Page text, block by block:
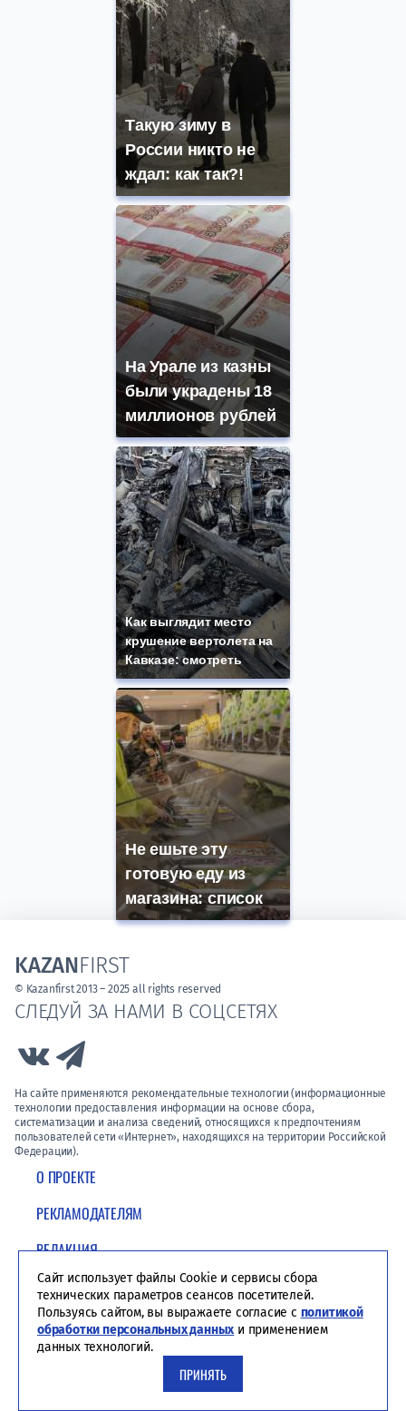
Такую зиму в
России никто не
ждал: как так?!
На Урале из казны
были украдены 18
миллионов рублей
Как выглядит место
крушение вертолета на
Кавказе: смотреть
Не ешьте эту
готовую еду из
магазина: список
О ПРОЕКТЕ
РЕКЛАМОДАТЕЛЯМ
РЕДАКЦИЯ
ПОЛИТИКА КОНФИДЕНЦИАЛЬНОСТИ
СЛЕДУЙ ЗА НАМИ В СОЦСЕТЯХ
Link to Vk
На сайте применяются рекомендательные технологии (информационные
технологии предоставления информации на основе сбора,
систематизации и анализа сведений, относящихся к предпочтениям
пользователей сети «Интернет», находящихся на территории Российской
Федерации).
KAZANFIRST
© Kazanfirst 2013 – 2025 all rights reserved
Сайт использует файлы Cookie и сервисы сбора
технических параметров сеансов посетителей.
Пользуясь сайтом, вы выражаете согласие с политикой
обработки персональных данных и применением
данных технологий.
ПРИНЯТЬ